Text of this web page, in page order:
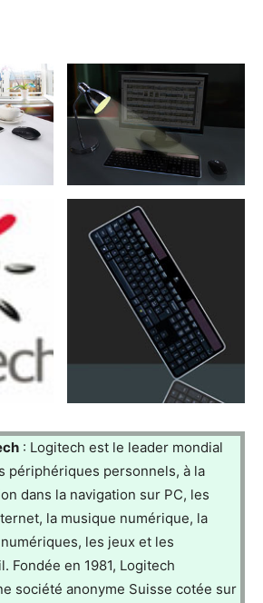
: Logitech est le leader mondial
périphériques personnels, à la
dans la navigation sur PC, les
la musique numérique, la
les jeux et les
Fondée en 1981, Logitech
société anonyme Suisse cotée sur